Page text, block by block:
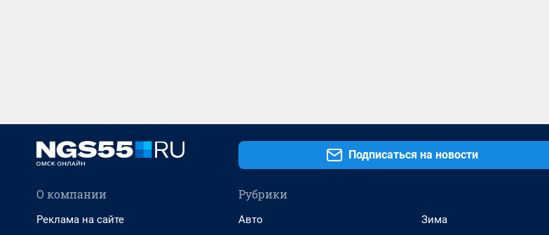
Подписаться на новости
О компании
Реклама на сайте
Рубрики
Авто
Зима